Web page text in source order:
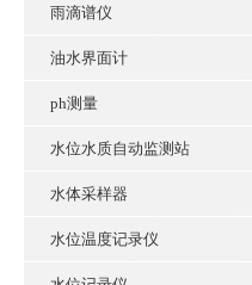
雨滴谱仪
油水界面计
ph测量
水位水质自动监测站
水体采样器
水位温度记录仪